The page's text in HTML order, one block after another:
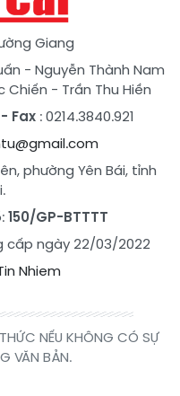
Giang
- Nguyễn Thành Nam
Chiến - Trần Thu Hiền
- Fax : 0214.3840.921
phường Yên Bái, tỉnh
150/GP-BTTTT
cấp ngày 22/03/2022
NẾU KHÔNG CÓ SỰ
VĂN BẢN.